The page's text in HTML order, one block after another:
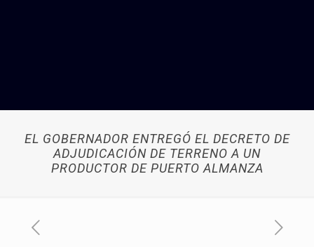
EL GOBERNADOR ENTREGÓ EL DECRETO DE
ADJUDICACIÓN DE TERRENO A UN
PRODUCTOR DE PUERTO ALMANZA